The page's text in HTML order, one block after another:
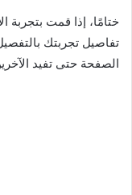
ختامًا، إذا قمت بتجربة
تفاصيل تجربتك
الصفحة حتى تفيد